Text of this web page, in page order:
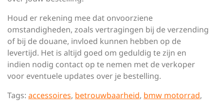
Houd er rekening mee dat onvoorziene
omstandigheden, zoals vertragingen bij de verzending
of bij de douane, invloed kunnen hebben op de
levertijd. Het is altijd goed om geduldig te zijn en
indien nodig contact op te nemen met de verkoper
voor eventuele updates over je bestelling.
Tags: accessoires, betrouwbaarheid, bmw motorrad,